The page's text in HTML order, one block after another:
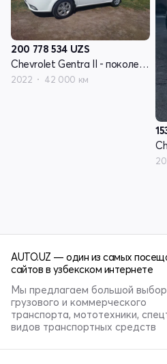
200 778 534 UZS
Chevrolet Gentra II - поколение
2022 42 000 км
AUTO.UZ — один из самых
сайтов в узбекском интернете
Мы предлагаем большой
грузового и коммерческого
транспорта, мототехники,
видов транспортных средств